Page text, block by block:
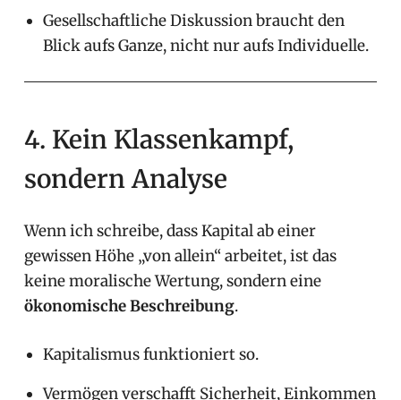
Gesellschaftliche Diskussion braucht den
Blick aufs Ganze, nicht nur aufs Individuelle.
4. Kein Klassenkampf,
sondern Analyse
Wenn ich schreibe, dass Kapital ab einer
gewissen Höhe „von allein“ arbeitet, ist das
keine moralische Wertung, sondern eine
ökonomische Beschreibung.
Kapitalismus funktioniert so.
Vermögen verschafft Sicherheit, Einkommen